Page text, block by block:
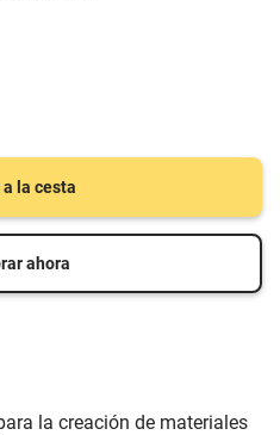
la cesta
ahora
la creación de materiales